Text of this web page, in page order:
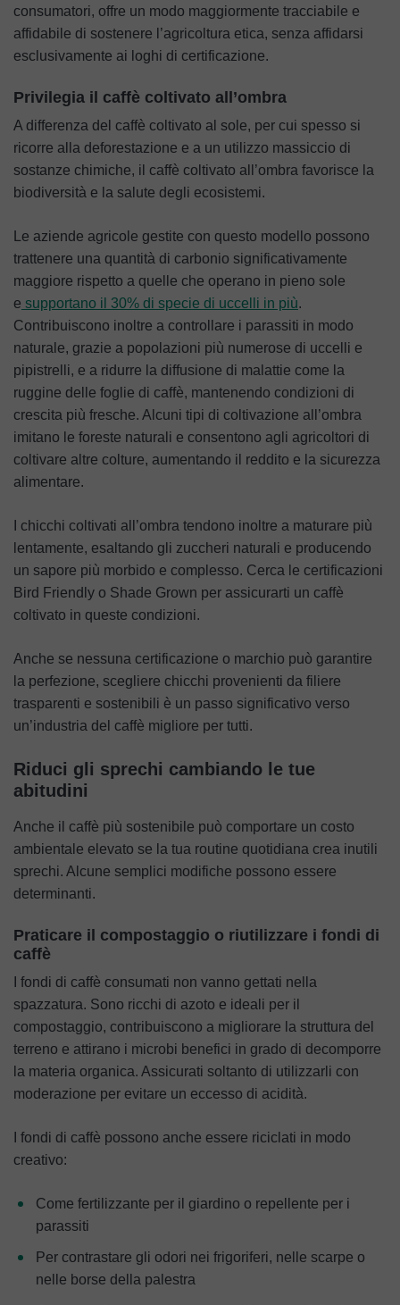
consumatori, offre un modo maggiormente tracciabile e
affidabile di sostenere l’agricoltura etica, senza affidarsi
esclusivamente ai loghi di certificazione.
Privilegia il caffè coltivato all’ombra
A differenza del caffè coltivato al sole, per cui spesso si
ricorre alla deforestazione e a un utilizzo massiccio di
sostanze chimiche, il caffè coltivato all’ombra favorisce la
biodiversità e la salute degli ecosistemi.
Le aziende agricole gestite con questo modello possono
trattenere una quantità di carbonio significativamente
maggiore rispetto a quelle che operano in pieno sole
e supportano il 30% di specie di uccelli in più.
Contribuiscono inoltre a controllare i parassiti in modo
naturale, grazie a popolazioni più numerose di uccelli e
pipistrelli, e a ridurre la diffusione di malattie come la
ruggine delle foglie di caffè, mantenendo condizioni di
crescita più fresche. Alcuni tipi di coltivazione all’ombra
imitano le foreste naturali e consentono agli agricoltori di
coltivare altre colture, aumentando il reddito e la sicurezza
alimentare.
I chicchi coltivati all’ombra tendono inoltre a maturare più
lentamente, esaltando gli zuccheri naturali e producendo
un sapore più morbido e complesso. Cerca le certificazioni
Bird Friendly o Shade Grown per assicurarti un caffè
coltivato in queste condizioni.
Anche se nessuna certificazione o marchio può garantire
la perfezione, scegliere chicchi provenienti da filiere
trasparenti e sostenibili è un passo significativo verso
un’industria del caffè migliore per tutti.
Riduci gli sprechi cambiando le tue
abitudini
Anche il caffè più sostenibile può comportare un costo
ambientale elevato se la tua routine quotidiana crea inutili
sprechi. Alcune semplici modifiche possono essere
determinanti.
Praticare il compostaggio o riutilizzare i fondi di
caffè
I fondi di caffè consumati non vanno gettati nella
spazzatura. Sono ricchi di azoto e ideali per il
compostaggio, contribuiscono a migliorare la struttura del
terreno e attirano i microbi benefici in grado di decomporre
la materia organica. Assicurati soltanto di utilizzarli con
moderazione per evitare un eccesso di acidità.
I fondi di caffè possono anche essere riciclati in modo
creativo:
Come fertilizzante per il giardino o repellente per i
parassiti
Per contrastare gli odori nei frigoriferi, nelle scarpe o
nelle borse della palestra